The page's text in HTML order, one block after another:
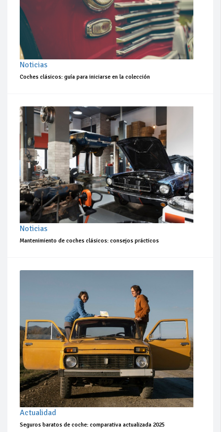
Noticias
Coches clásicos: guía para iniciarse en la colección
Noticias
Mantenimiento de coches clásicos: consejos prácticos
Actualidad
Seguros baratos de coche: comparativa actualizada 2025